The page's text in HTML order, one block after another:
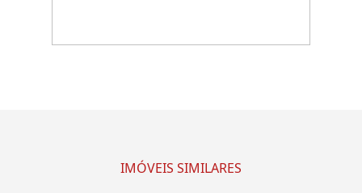
IMÓVEIS SIMILARES